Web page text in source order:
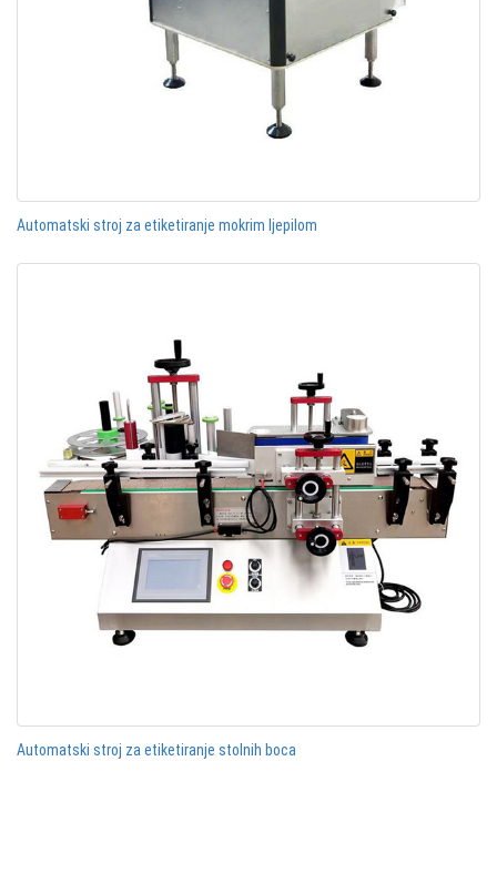
Automatski stroj za etiketiranje mokrim ljepilom
Automatski stroj za etiketiranje stolnih boca